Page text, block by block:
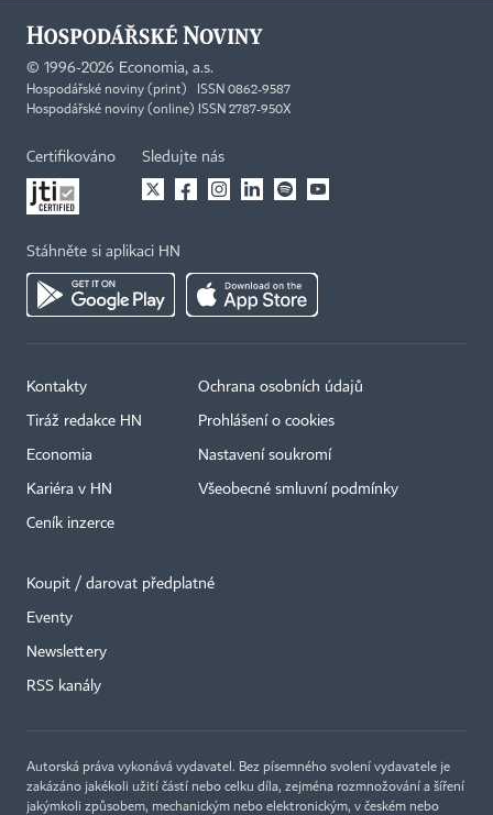
© 1996-2026 Economia, a.s.
Hospodářské noviny (print) ISSN 0862-9587
Hospodářské noviny (online) ISSN 2787-950X
Certifikováno Sledujte nás
Stáhněte si aplikaci HN
Kontakty
Tiráž redakce HN
Economia
Kariéra v HN
Ceník inzerce
Ochrana osobních údajů
Prohlášení o cookies
Nastavení soukromí
Všeobecné smluvní podmínky
Koupit / darovat předplatné
Eventy
Newslettery
RSS kanály
Autorská práva vykonává vydavatel. Bez písemného svolení vydavatele je
zakázáno jakékoli užití částí nebo celku díla, zejména rozmnožování a šíření
jakýmkoli způsobem, mechanickým nebo elektronickým, v českém nebo